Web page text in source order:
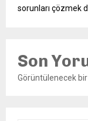
sorunları çözmek
Son
Görüntülenecek